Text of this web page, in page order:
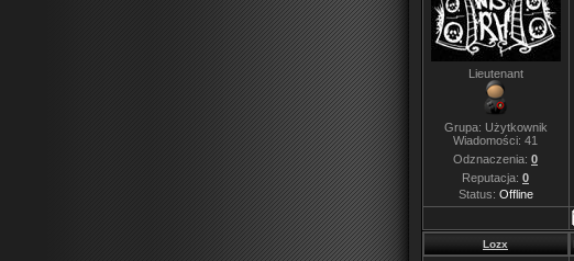
Lieutenant
Grupa: Użytkownik
Wiadomości: 41
Odznaczenia: 0
Reputacja: 0
Status: Offline
Lozx